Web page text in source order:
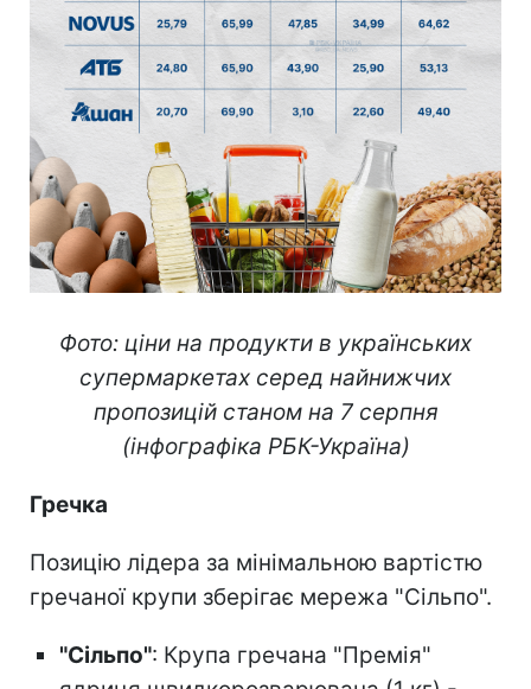
Фото: ціни на продукти в українських
супермаркетах серед найнижчих
пропозицій станом на 7 серпня
(інфографіка РБК-Україна)
Гречка
Позицію лідера за мінімальною вартістю
гречаної крупи зберігає мережа "Сільпо".
"Сільпо": Крупа гречана "Премія"